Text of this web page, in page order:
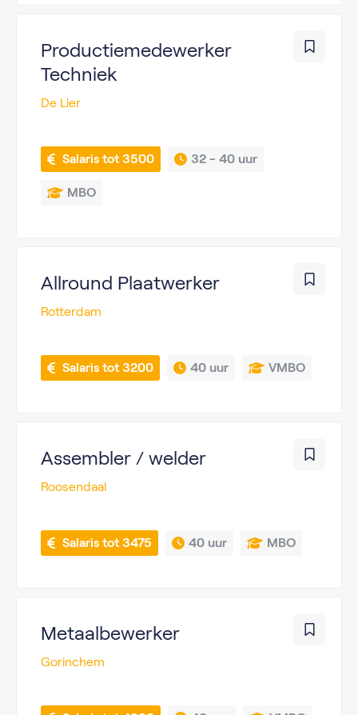
Productiemedewerker
Techniek
De Lier
Salaris tot 3500 32 - 40 uur
MBO
Allround Plaatwerker
Rotterdam
Salaris tot 3200 40 uur VMBO
Assembler / welder
Roosendaal
Salaris tot 3475 40 uur MBO
Metaalbewerker
Gorinchem